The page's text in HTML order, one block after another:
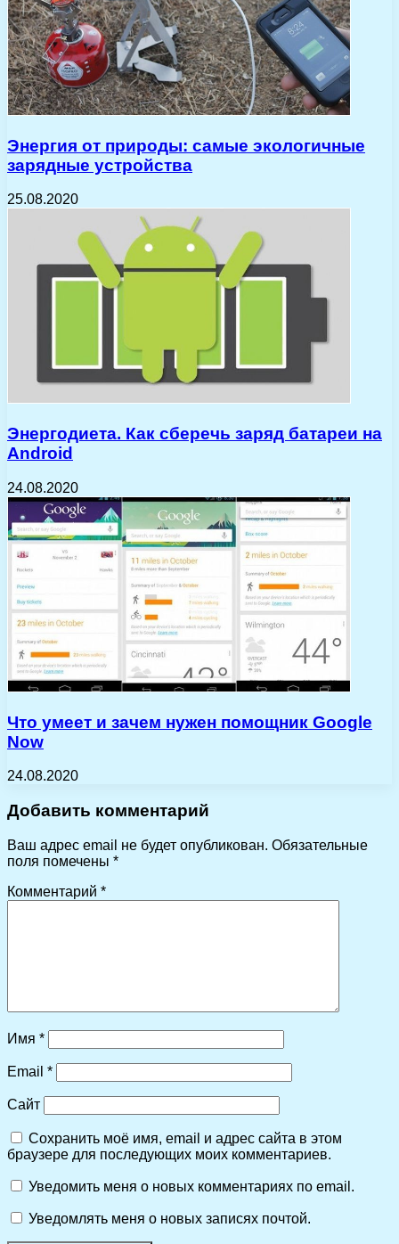
Энергия от природы: самые экологичные
зарядные устройства
25.08.2020
Энергодиета. Как сберечь заряд батареи на
Android
24.08.2020
Что умеет и зачем нужен помощник Google
Now
24.08.2020
Добавить комментарий
Ваш адрес email не будет опубликован. Обязательные
поля помечены *
Комментарий *
Имя *
Email *
Сайт
Сохранить моё имя, email и адрес сайта в этом
браузере для последующих моих комментариев.
Уведомить меня о новых комментариях по email.
Уведомлять меня о новых записях почтой.